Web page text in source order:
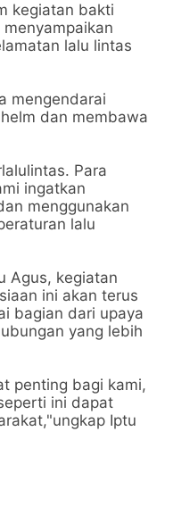
kegiatan bakti
lalu lintas
mengendarai
dan membawa
Para
ingatkan
menggunakan
lalu
Agus, kegiatan
ini akan terus
bagian dari upaya
yang lebih
penting bagi kami,
ini dapat
Iptu